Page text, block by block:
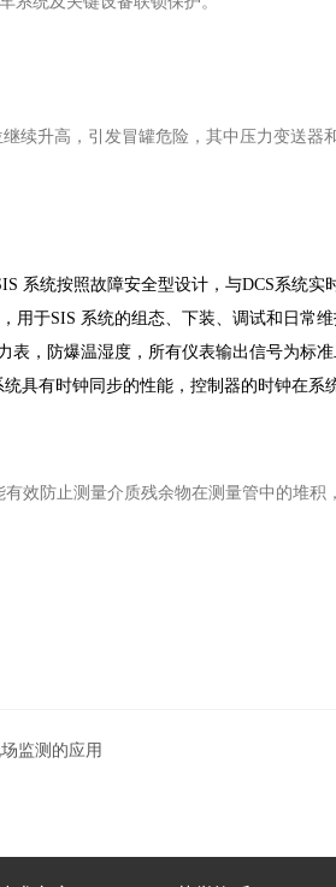
升高，引发冒罐危险，其中压力变送器
系统按照故障安全型设计，与DCS系统实
用于SIS 系统的组态、下装、调试和日常
表，防爆温湿度，所有仪表输出信号为标准
具有时钟同步的性能，控制器的时钟在系
效防止测量介质残余物在测量管中的堆
监测的应用